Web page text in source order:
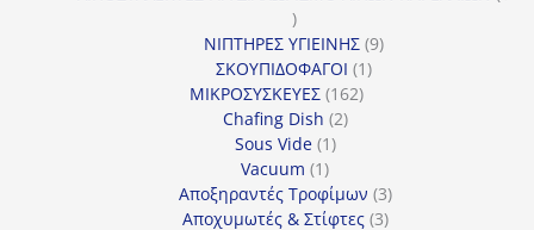
1
προϊόν
ΝΙΠΤΗΡΕΣ ΥΓΙΕΙΝΗΣ 99
ΣΚΟΥΠΙΔΟΦΑΓΟΙ 11
ΜΙΚΡΟΣΥΣΚΕΥΕΣ 162162
Chafing Dish 22
Sous Vide 11
Vacuum 11
προϊόν
Αποξηραντές Τροφίμων 33
προϊόντα
Αποχυμωτές & Στίφτες 33